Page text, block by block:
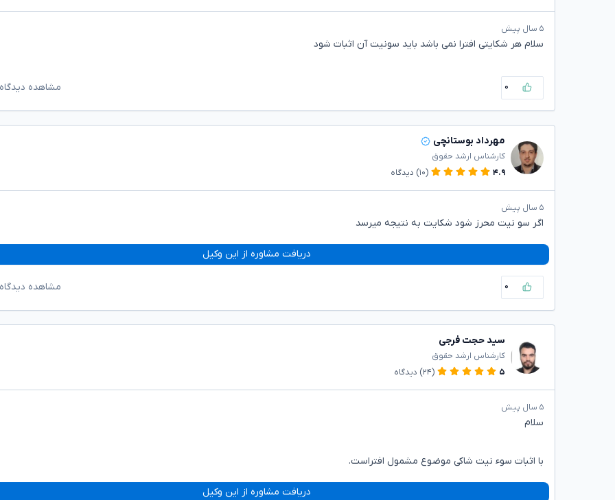
۵ سال پیش
سلام هر شکایتی افترا نمی باشد باید سونیت آن اثبات شود
۰ مشاهده
مهرداد بوستانچی
کارشناس ارشد حقوق
۴.۹
(۱۰) دیدگاه
۵ سال پیش
اگر سو نیت محرز شود شکایت به نتیجه میرسد
دریافت مشاوره از این وکیل
۰ مشاهده
سید حجت فرجی
کارشناس ارشد حقوق
۵
(۲۴) دیدگاه
۵ سال پیش
سلام
با اثبات سوء نیت شاکی موضوع مشمول افتراست.
دریافت مشاوره از این وکیل